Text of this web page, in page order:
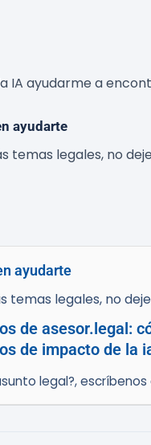
IA ayudarme a
ayudarte
temas legales, no
ayudarte
temas legales, no
de asesor.legal:
de impacto de la
legal?, escríbenos